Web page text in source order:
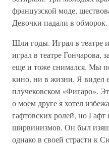
французской моде,
Девочки падали в обморок.
Шли годы. Играл в театре
играл в театре Гончарова,
еще и тоже снимался. Мы
кино, ни в жизни. Я видел
плучековском «Фигаро».
о моем друге я хотел
гафтовских ролей, но Гафт
ширвинизмов. Он был
однако в своей страсти к